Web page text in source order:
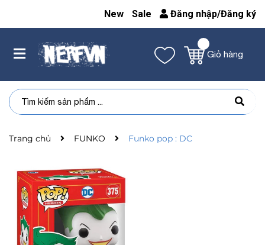
New Sale Đăng nhập/Đăng ký
Giỏ hàng
Trang chủ FUNKO Funko pop : DC